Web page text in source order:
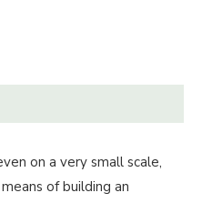
on a very small scale,
of building an